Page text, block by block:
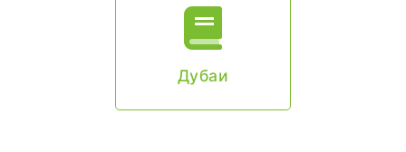
Дубаи